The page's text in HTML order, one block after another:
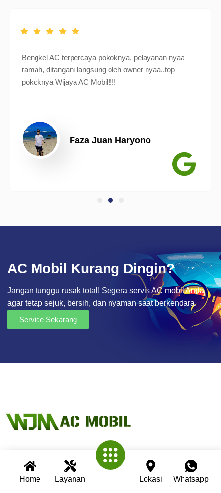
Home Layanan Lokasi Whatsapp
Bengkel AC terpercaya pokoknya, pelayanan nyaa
ramah, ditangani langsung oleh owner nyaa..top
pokoknya Wijaya AC Mobil!!!!
Faza Juan Haryono
AC Mobil Kurang Dingin?
Jangan tunggu rusak total! Segera servis AC mobil Anda
agar tetap sejuk, bersih, dan nyaman saat berkendara.
Service Sekarang
Wijaya AC Mobil adalah bengkel spesialis AC mobil yang
telah berpengalaman lebih dari 30 tahun. Kami berkomitmen